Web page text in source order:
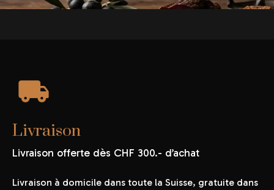
Livraison
Livraison offerte dès CHF 300.- d’achat
Livraison à domicile dans toute la Suisse, gratuite dans